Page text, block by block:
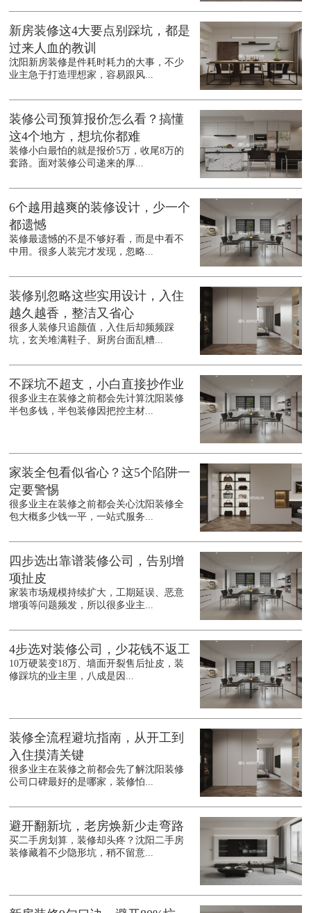
新房装修这4大要点别踩坑，都是
过来人血的教训
沈阳新房装修是件耗时耗力的大事，不少
业主急于打造理想家，容易跟风...
装修公司预算报价怎么看？搞懂
这4个地方，想坑你都难
装修小白最怕的就是报价5万，收尾8万的
套路。面对装修公司递来的厚...
6个越用越爽的装修设计，少一个
都遗憾
装修最遗憾的不是不够好看，而是中看不
中用。很多人装完才发现，忽略...
装修别忽略这些实用设计，入住
越久越香，整洁又省心
很多人装修只追颜值，入住后却频频踩
坑，玄关堆满鞋子、厨房台面乱糟...
不踩坑不超支，小白直接抄作业
很多业主在装修之前都会先计算沈阳装修
半包多钱，半包装修因把控主材...
家装全包看似省心？这5个陷阱一
定要警惕
很多业主在装修之前都会关心沈阳装修全
包大概多少钱一平，一站式服务...
四步选出靠谱装修公司，告别增
项扯皮
家装市场规模持续扩大，工期延误、恶意
增项等问题频发，所以很多业主...
4步选对装修公司，少花钱不返工
10万硬装变18万、墙面开裂售后扯皮，装
修踩坑的业主里，八成是因...
装修全流程避坑指南，从开工到
入住摸清关键
很多业主在装修之前都会先了解沈阳装修
公司口碑最好的是哪家，装修怕...
避开翻新坑，老房焕新少走弯路
买二手房划算，装修却头疼？沈阳二手房
装修藏着不少隐形坑，稍不留意...